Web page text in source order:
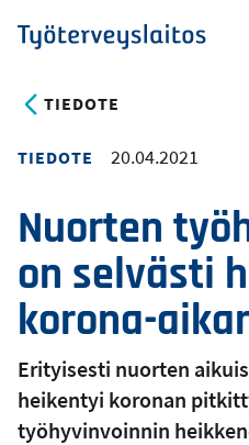
Hyppää
pääsisältöön
Työterveyslaitos
TIEDOTE
TIEDOTE 20.04.2021
Nuorten
on selvästi
korona-
Erityisesti nuorten
heikentyi koronan
työhyvinvoinnin